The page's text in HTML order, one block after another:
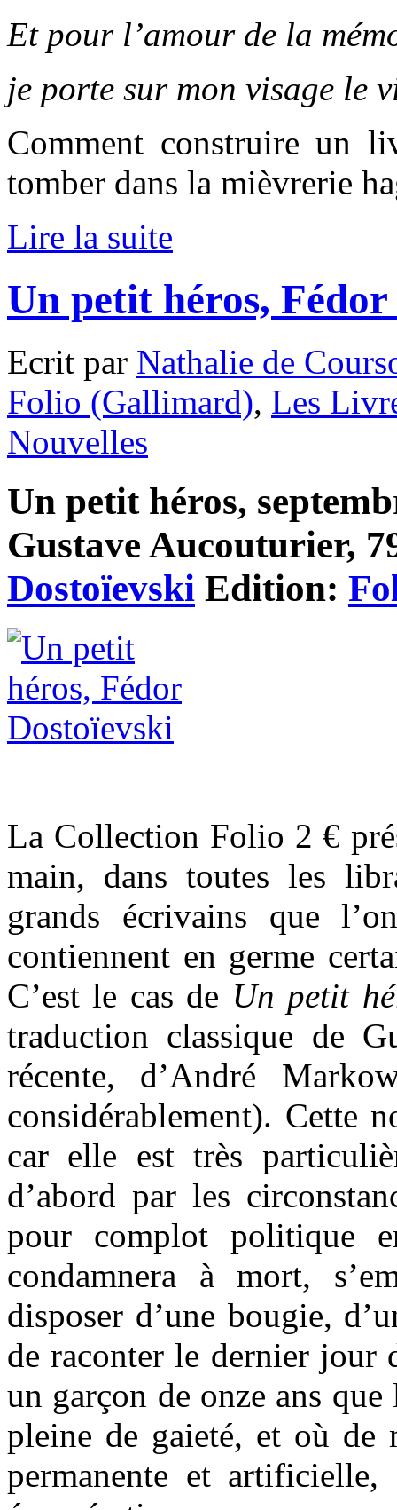
Et pour l’amour de la
je porte sur mon visage le
Comment construire un
tomber dans la mièvrerie
Lire la suite
Un petit héros,
Ecrit par Nathalie de
Folio (Gallimard), Les
Nouvelles
Un petit héros,
Gustave Aucouturier,
Dostoïevski Edition:
La Collection Folio 2 €
main, dans toutes les
grands écrivains que
contiennent en germe
C’est le cas de Un petit
traduction classique de
récente, d’André
considérablement). Cette
car elle est très
d’abord par les
pour complot politique
condamnera à mort,
disposer d’une bougie,
de raconter le dernier jour
un garçon de onze ans que
pleine de gaieté, et où
permanente et artificielle,